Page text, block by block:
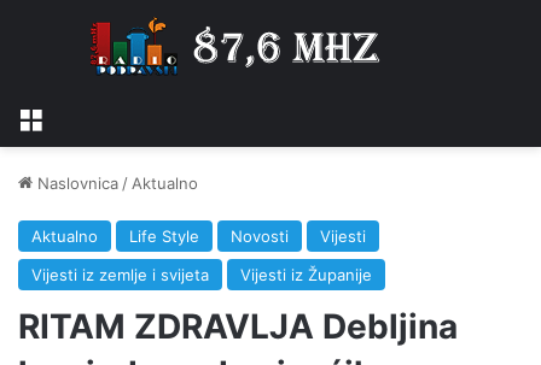
Naslovnica / Aktualno
Aktualno Life Style Novosti
Vijesti
Vijesti iz zemlje i svijeta
Vijesti iz Županije
RITAM ZDRAVLJA Debljina